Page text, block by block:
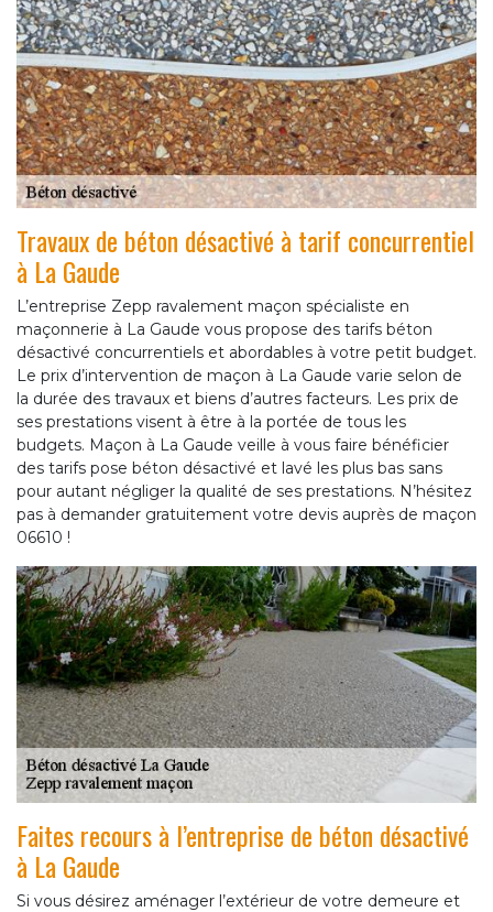
Travaux de béton désactivé à tarif concurrentiel
à La Gaude
L’entreprise Zepp ravalement maçon spécialiste en
maçonnerie à La Gaude vous propose des tarifs béton
désactivé concurrentiels et abordables à votre petit budget.
Le prix d’intervention de maçon à La Gaude varie selon de
la durée des travaux et biens d’autres facteurs. Les prix de
ses prestations visent à être à la portée de tous les
budgets. Maçon à La Gaude veille à vous faire bénéficier
des tarifs pose béton désactivé et lavé les plus bas sans
pour autant négliger la qualité de ses prestations. N’hésitez
pas à demander gratuitement votre devis auprès de maçon
06610 !
Faites recours à l’entreprise de béton désactivé
à La Gaude
Si vous désirez aménager l’extérieur de votre demeure et